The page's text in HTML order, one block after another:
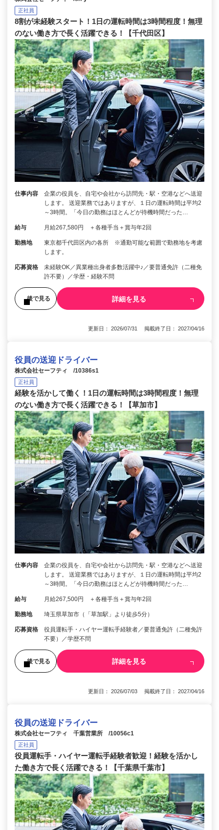
正社員
8割が未経験スタート！1日の運転時間は3時間程度！無理
のない働き方で長く活躍できる！【千代田区】
仕事内容
企業の役員を、自宅や会社から訪問先・駅・空港などへ送迎
します。 送迎業務ではありますが、１日の運転時間は平均2
～3時間。「今日の勤務はほとんどが待機時間だった…
給与 月給267,580円 ＋各種手当＋賞与年2回
勤務地
東京都千代田区内の各所 ※通勤可能な範囲で勤務地を考慮
します。
応募資格
未経験OK／異業種出身者多数活躍中♪／要普通免許（二種免
許不要）／学歴・経験不問
後で見る 詳細を見る
更新日： 2026/07/31 掲載終了日： 2027/04/16
役員の送迎ドライバー
株式会社セーフティ /10386s1
正社員
経験を活かして働く！1日の運転時間は3時間程度！無理
のない働き方で長く活躍できる！【草加市】
仕事内容
企業の役員を、自宅や会社から訪問先・駅・空港などへ送迎
します。 送迎業務ではありますが、１日の運転時間は平均2
～3時間。「今日の勤務はほとんどが待機時間だった…
給与 月給267,500円 ＋各種手当＋賞与年2回
勤務地 埼玉県草加市（「草加駅」より徒歩5分）
応募資格
役員運転手・ハイヤー運転手経験者／要普通免許（二種免許
不要）／学歴不問
後で見る 詳細を見る
更新日： 2026/07/03 掲載終了日： 2027/04/16
役員の送迎ドライバー
株式会社セーフティ 千葉営業所 /10056c1
正社員
役員運転手・ハイヤー運転手経験者歓迎！経験を活かし
た働き方で長く活躍できる！【千葉県千葉市】